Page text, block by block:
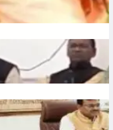
शकुंतला पोर्ते का शराबबंदी पर बड़ा
पर जोर, मुख्य सचिव ने दिए सख्त निर्देश